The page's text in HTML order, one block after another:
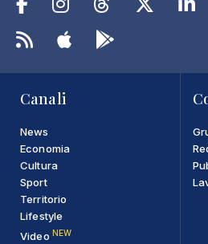
Canali
News
Economia
Cultura
Sport
Territorio
Lifestyle
Video NEW